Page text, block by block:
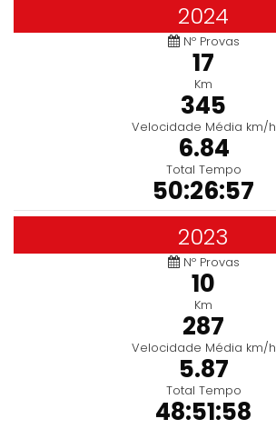
2024
Nº Provas
17
Km
345
Velocidade Média km/h
6.84
Total Tempo
50:26:57
2023
Nº Provas
10
Km
287
Velocidade Média km/h
5.87
Total Tempo
48:51:58